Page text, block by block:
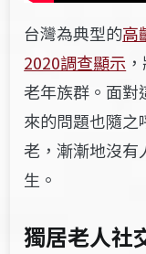
台灣為典型的高
2020調查顯示
老年族群。面
來的問題也隨之
老，漸漸地沒有
生。
獨居老人社